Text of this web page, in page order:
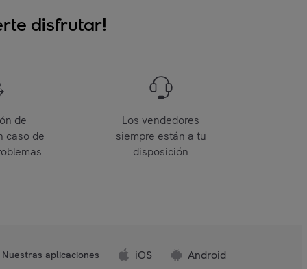
disfrutar!
de
caso de
Los vendedores
siempre están a tu
disposición
Nuestras aplicaciones iOS Android